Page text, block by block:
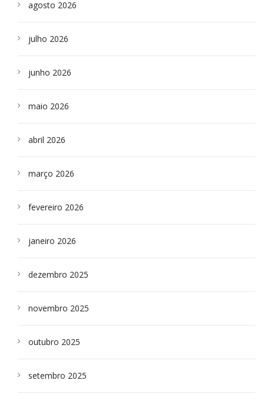
agosto 2026
julho 2026
junho 2026
maio 2026
abril 2026
março 2026
fevereiro 2026
janeiro 2026
dezembro 2025
novembro 2025
outubro 2025
setembro 2025